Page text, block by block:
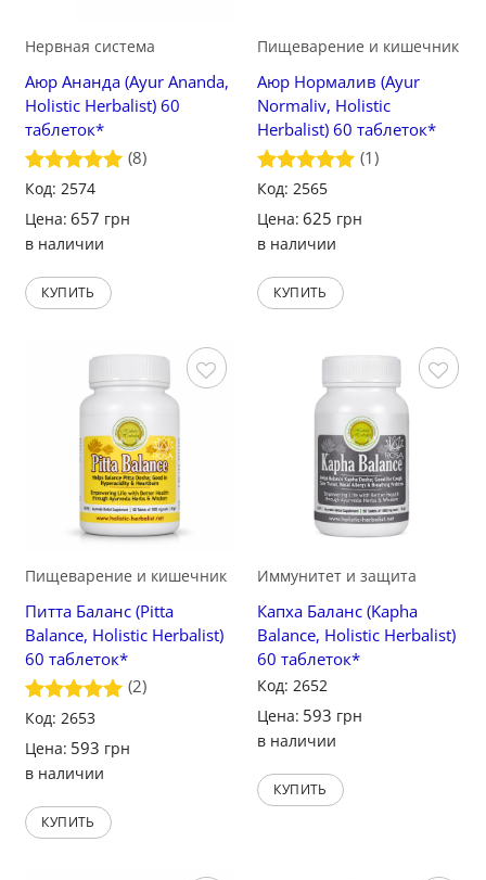
Нервная система
Аюр Ананда (Ayur Ananda,
Holistic Herbalist) 60
таблеток*
Оценка
(8)
Код: 2574
Цена: 657 грн
в наличии
КУПИТЬ
Пищеварение и кишечник
Аюр Нормалив (Ayur
Normaliv, Holistic
Herbalist) 60 таблеток*
Оценка
(1)
Код: 2565
Цена: 625 грн
в наличии
КУПИТЬ
Сохранить
Пищеварение и кишечник
Питта Баланс (Pitta
Balance, Holistic Herbalist)
60 таблеток*
Оценка
(2)
Код: 2653
Цена: 593 грн
в наличии
КУПИТЬ
Сохранить
Иммунитет и защита
Капха Баланс (Kapha
Balance, Holistic Herbalist)
60 таблеток*
Код: 2652
Цена: 593 грн
в наличии
КУПИТЬ